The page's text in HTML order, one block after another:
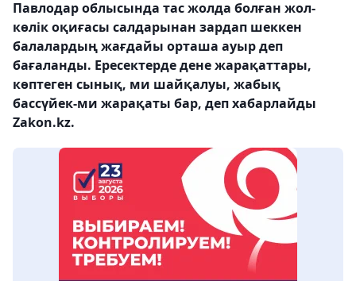
Павлодар облысында тас жолда болған жол-
көлік оқиғасы салдарынан зардап шеккен
балалардың жағдайы орташа ауыр деп
бағаланды. Ересектерде дене жарақаттары,
көптеген сынық, ми шайқалуы, жабық
бассүйек-ми жарақаты бар, деп хабарлайды
Zakon.kz.